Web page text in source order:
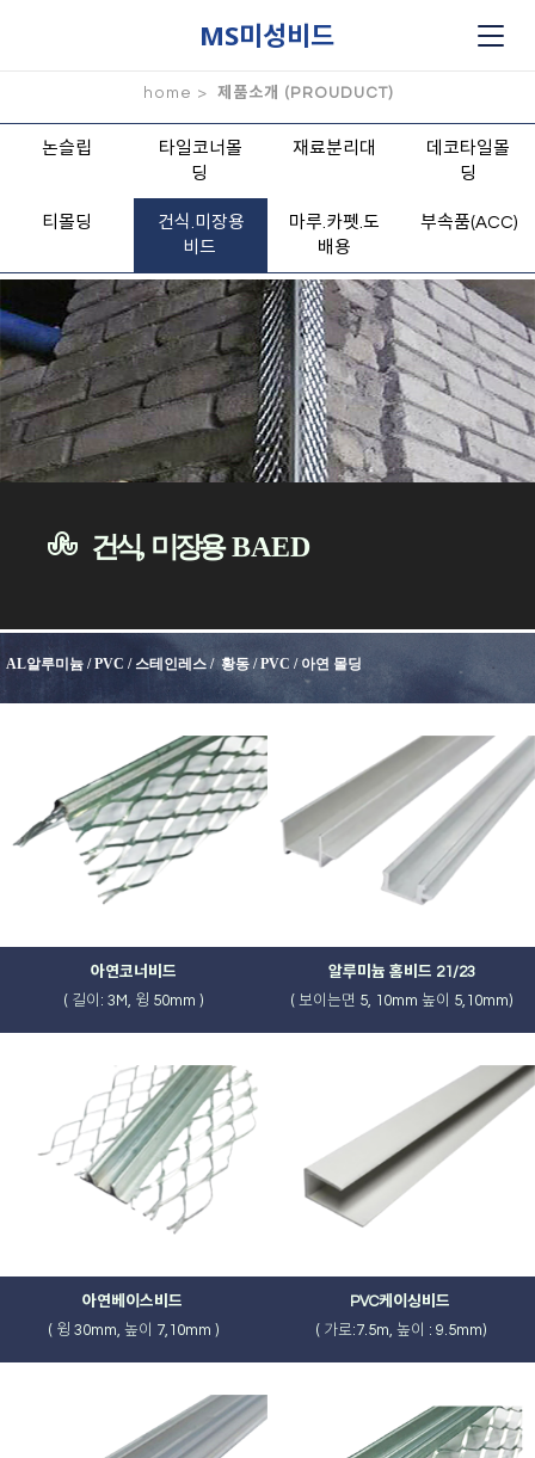
MS미성비드
home > 제품소개 (PROUDUCT)
논슬립
타일코너몰
딩
재료분리대
데코타일몰
딩
티몰딩
건식.미장용
비드
마루.카펫.도
배용
부속품(ACC)
건식, 미장용BAED
AL알루미늄 / PVC / 스테인레스 / 황동 / PVC / 아연 몰딩
아연코너비드
( 길이: 3M, 윙 50mm )
알루미늄 홈비드 21/23
( 보이는면 5, 10mm 높이 5,10mm)
아연베이스비드
( 윙 30mm, 높이 7,10mm )
PVC케이싱비드
( 가로:7.5m, 높이 : 9.5mm)